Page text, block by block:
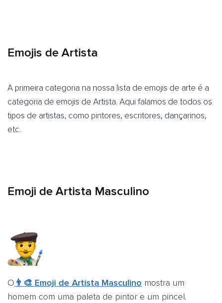
Emojis de Artista
A primeira categoria na nossa lista de emojis de arte é a
categoria de emojis de Artista. Aqui falamos de todos os
tipos de artistas, como pintores, escritores, dançarinos,
etc.
Emoji de Artista Masculino
O 👨‍🎨 Emoji de Artista Masculino mostra um
homem com uma paleta de pintor e um pincel.